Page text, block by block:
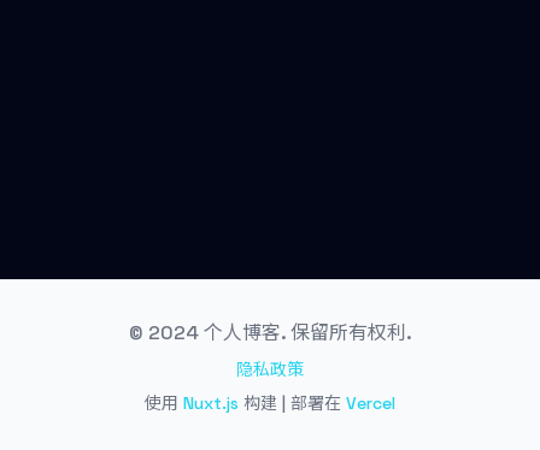
© 2024 个人博客. 保留所有权利.
隐私政策
使用 Nuxt.js 构建 | 部署在 Vercel